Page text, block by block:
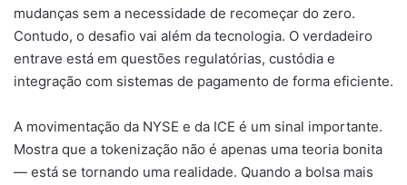
mudanças sem a necessidade de recomeçar do zero.
Contudo, o desafio vai além da tecnologia. O verdadeiro
entrave está em questões regulatórias, custódia e
integração com sistemas de pagamento de forma eficiente.
A movimentação da NYSE e da ICE é um sinal importante.
Mostra que a tokenização não é apenas uma teoria bonita
— está se tornando uma realidade. Quando a bolsa mais